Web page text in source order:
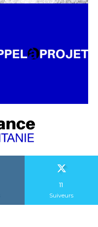
11
Suiveurs